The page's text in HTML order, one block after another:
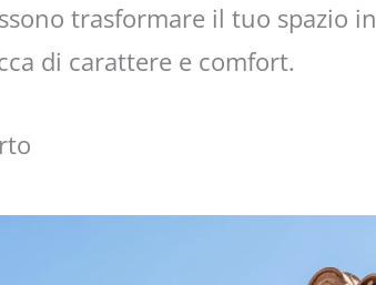
trasformare il tuo spazio in
di carattere e comfort.